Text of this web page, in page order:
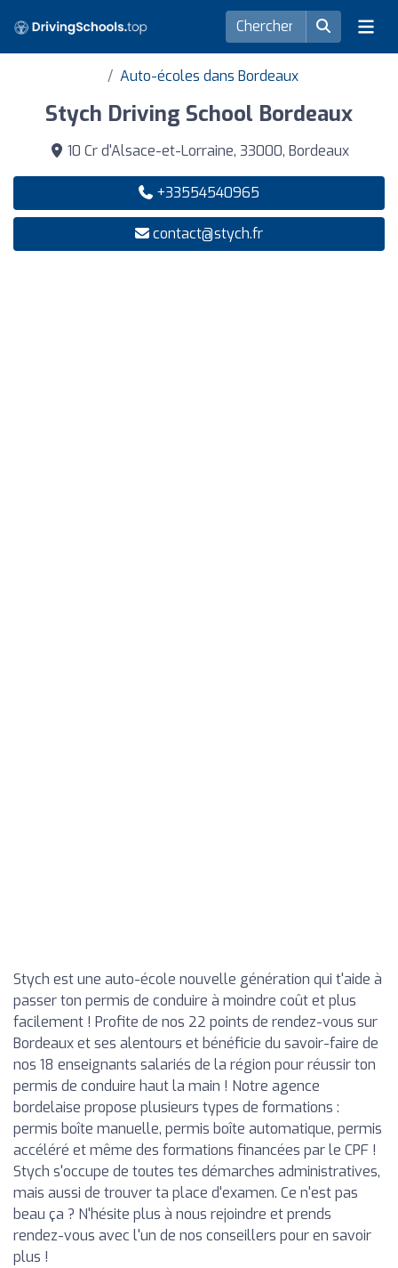
Auto-écoles dans Bordeaux
Stych Driving School Bordeaux
10 Cr d'Alsace-et-Lorraine, 33000, Bordeaux
+33554540965
contact@stych.fr
Stych est une auto-école nouvelle génération qui t'aide à
passer ton permis de conduire à moindre coût et plus
facilement ! Profite de nos 22 points de rendez-vous sur
Bordeaux et ses alentours et bénéficie du savoir-faire de
nos 18 enseignants salariés de la région pour réussir ton
permis de conduire haut la main ! Notre agence
bordelaise propose plusieurs types de formations :
permis boîte manuelle, permis boîte automatique, permis
accéléré et même des formations financées par le CPF !
Stych s'occupe de toutes tes démarches administratives,
mais aussi de trouver ta place d'examen. Ce n'est pas
beau ça ? N'hésite plus à nous rejoindre et prends
rendez-vous avec l'un de nos conseillers pour en savoir
plus !